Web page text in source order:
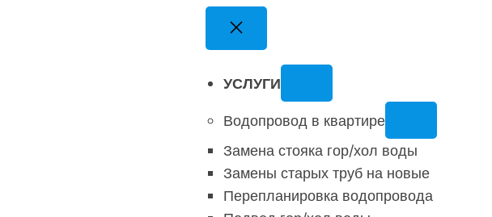
УСЛУГИ
Водопровод в квартире
Замена стояка гор/хол воды
Замены старых труб на новые
Перепланировка водопровода